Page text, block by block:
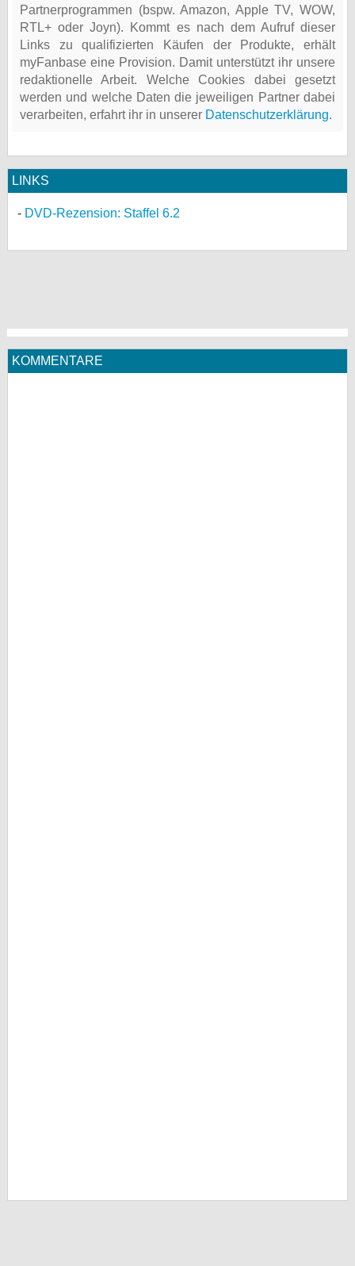
Partnerprogrammen (bspw. Amazon, Apple TV, WOW,
RTL+ oder Joyn). Kommt es nach dem Aufruf dieser
Links zu qualifizierten Käufen der Produkte, erhält
myFanbase eine Provision. Damit unterstützt ihr unsere
redaktionelle Arbeit. Welche Cookies dabei gesetzt
werden und welche Daten die jeweiligen Partner dabei
verarbeiten, erfahrt ihr in unserer Datenschutzerklärung.
LINKS
DVD-Rezension: Staffel 6.2
KOMMENTARE